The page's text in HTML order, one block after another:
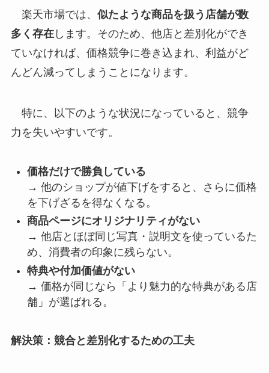
楽天市場では、 似たような商品を扱う店舗が数
多く存在します。そのため、他店と差別化ができ
ていなければ、価格競争に巻き込まれ、利益がど
んどん減ってしまうことになります。
特に、以下のような状況になっていると、競争
力を失いやすいです。
価格だけで勝負している
→ 他のショップが値下げをすると、さらに価格
を下げざるを得なくなる。
商品ページにオリジナリティがない
→ 他店とほぼ同じ写真・説明文を使っているた
め、消費者の印象に残らない。
特典や付加価値がない
→ 価格が同じなら「より魅力的な特典がある店
舗」が選ばれる。
解決策：競合と差別化するための工夫